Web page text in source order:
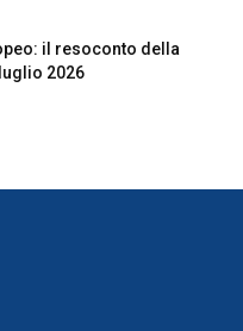
il resoconto della
2026